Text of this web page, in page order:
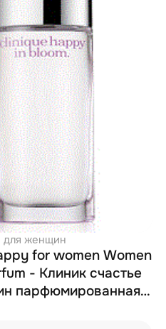
женщин
for women Women
- Клиник счастье
парфюмированная